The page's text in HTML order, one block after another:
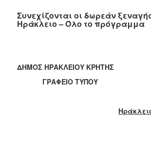
2022
2019
2018
Συνεχίζονται οι δωρεάν
Ηράκλειο – Όλο το πρόγραμμα
ΔΗΜΟΣ ΗΡΑΚΛΕΙΟΥ ΚΡΗΤΗΣ
ΓΡΑΦΕΙΟ ΤΥΠΟΥ